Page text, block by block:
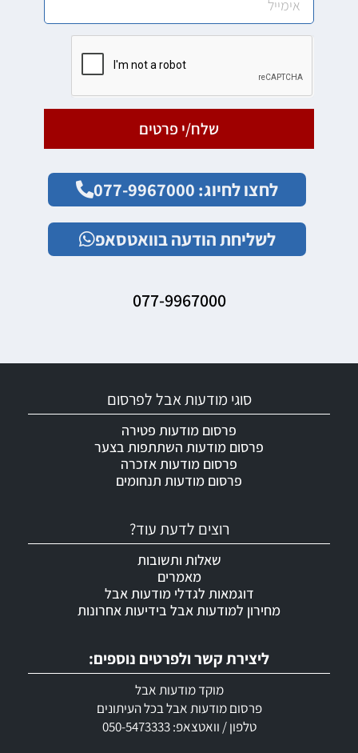
שלח/י פרטים
לחצו לחיוג: 077-9967000
לשליחת הודעה בוואטסאפ
077-9967000
ליצירת קשר ולפרטים נוספים:
מוקד מודעות אבל
פרסום מודעות אבל בכל העיתונים
טלפון / וואטצאפ: 050-5473333
רוצים לדעת עוד?
שאלות ותשובות
מאמרים
דוגמאות לגדלי מודעות אבל
מחירון למודעות אבל בידיעות אחרונות
סוגי מודעות אבל לפרסום
פרסום מודעות פטירה
פרסום מודעות השתתפות בצער
פרסום מודעות אזכרה
פרסום מודעות תנחומים